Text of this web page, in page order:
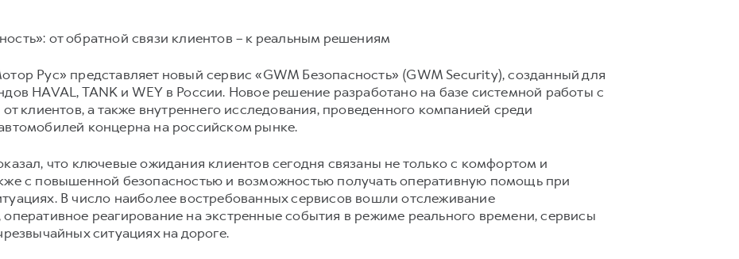
от обратной связи клиентов – к реальным решениям
Рус» представляет новый сервис «GWM Безопасность» (GWM Security), созданный для
HAVAL, TANK и WEY в России. Новое решение разработано на базе системной работы с
клиентов, а также внутреннего исследования, проведенного компанией среди
концерна на российском рынке.
что ключевые ожидания клиентов сегодня связаны не только с комфортом и
с повышенной безопасностью и возможностью получать оперативную помощь при
В число наиболее востребованных сервисов вошли отслеживание
реагирование на экстренные события в режиме реального времени, сервисы
ситуациях на дороге.